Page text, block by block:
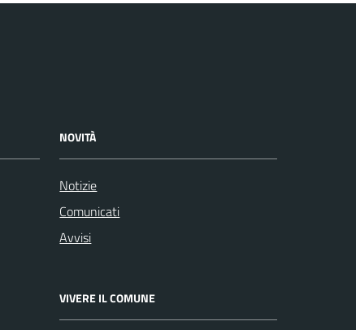
NOVITÀ
Notizie
Comunicati
Avvisi
VIVERE IL COMUNE